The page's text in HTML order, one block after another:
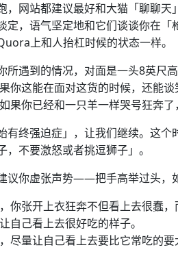
，网站都建议最好和大猫「聊聊
定，语气坚定地和它们谈谈你在
上和人抬杠时候的状态一样。
所遇到的情况，对面是一头8英尺
你这能在面对这货的时候，还能
果你已经和一只羊一样哭号狂奔了
有终强迫症」，让我们继续。这
，不要激怒或者挑逗狮子」。
议你虚张声势——把手高举过头，
，你张开上衣狂奔不但看上去很蠢，
自己看上去很好吃的样子。
，尽量让自己看上去要比它常吃的要